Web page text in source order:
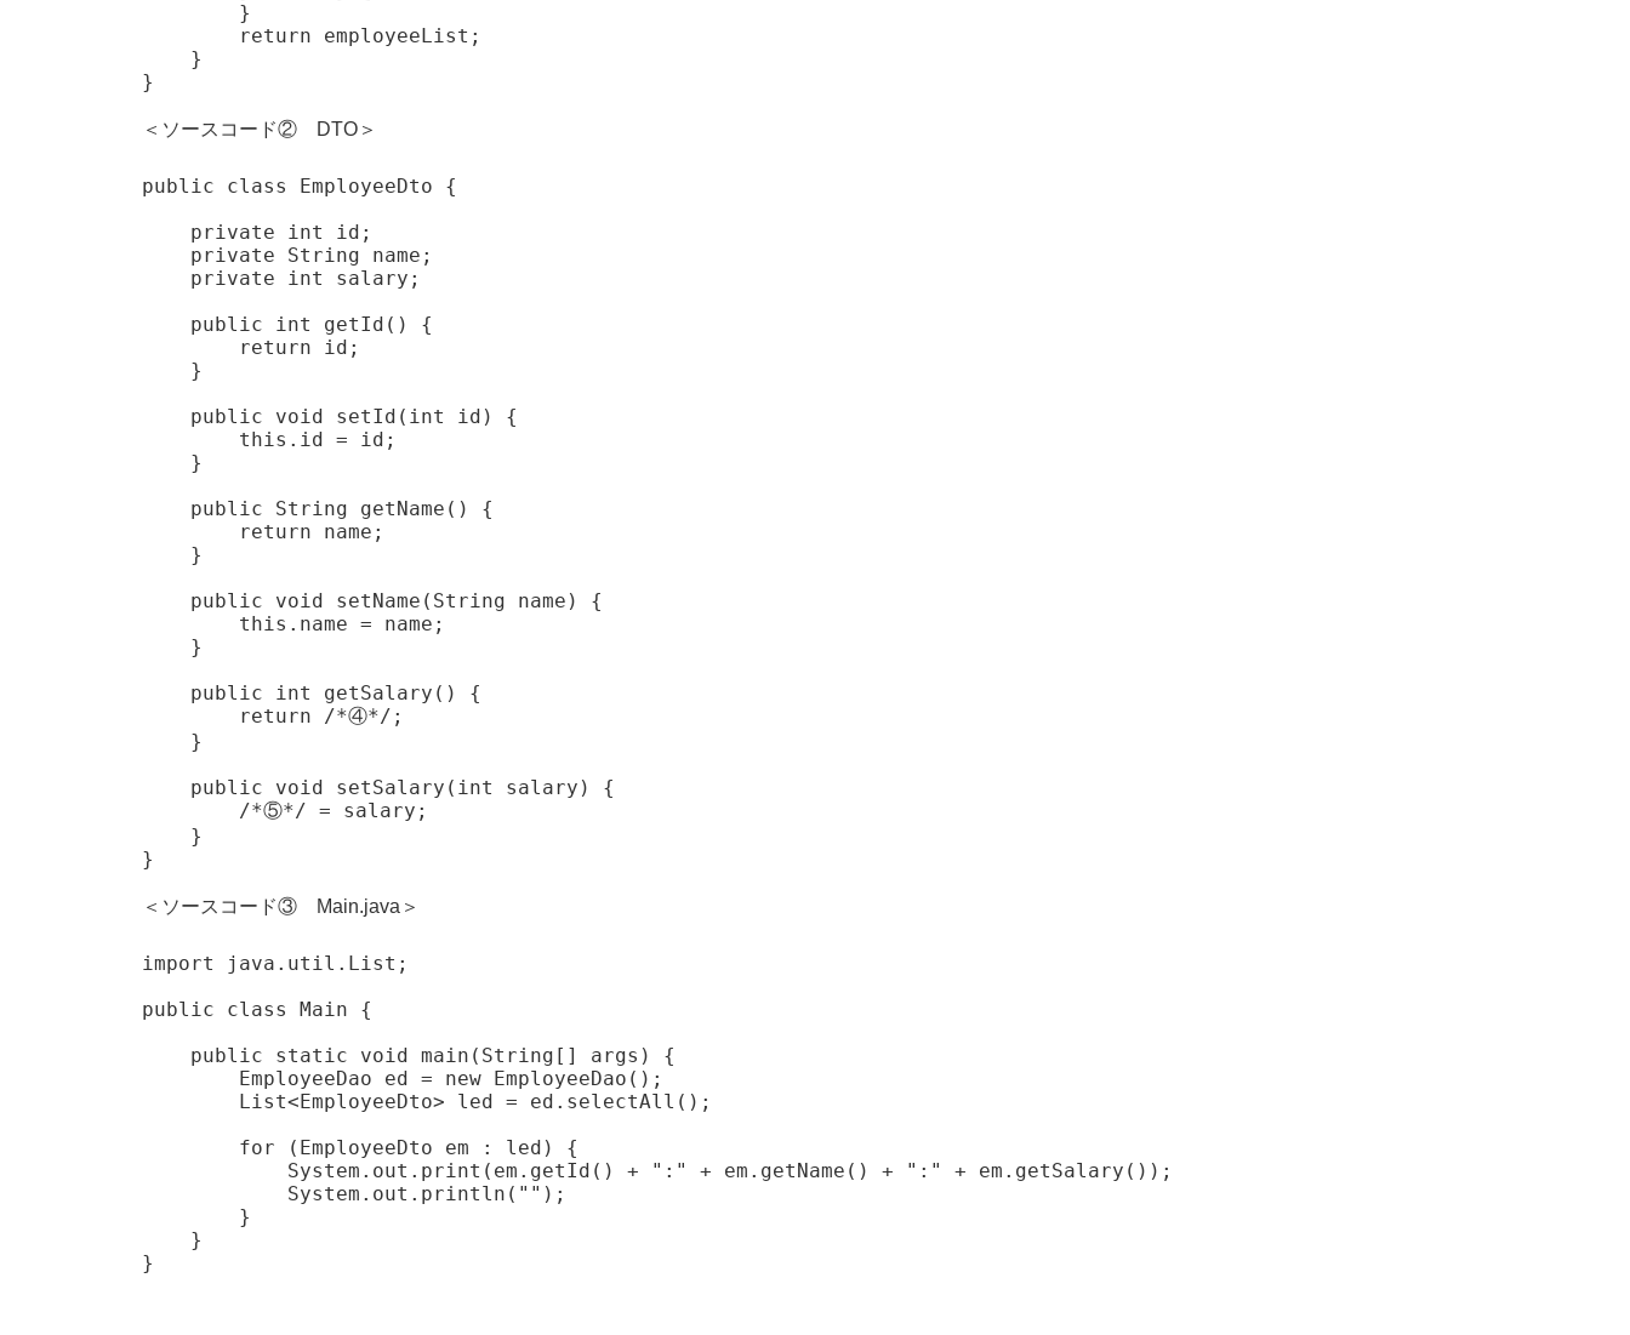
        }
        return employeeList;
    }
}
＜ソースコード② DTO＞
public class EmployeeDto {
    private int id;
    private String name;
    private int salary;
    public int getId() {
        return id;
    }
    public void setId(int id) {
        this.id = id;
    }
    public String getName() {
        return name;
    }
    public void setName(String name) {
        this.name = name;
    }
    public int getSalary() {
        return /*④*/;
    }
    public void setSalary(int salary) {
        /*⑤*/ = salary;
    }
}
＜ソースコード③ Main.java＞
import java.util.List;
public class Main {
    public static void main(String[] args) {
        EmployeeDao ed = new EmployeeDao();
        List<EmployeeDto> led = ed.selectAll();
        for (EmployeeDto em : led) {
            System.out.print(em.getId() + ":" + em.getName() + ":" + em.getSalary());
            System.out.println("");
        }
    }
}